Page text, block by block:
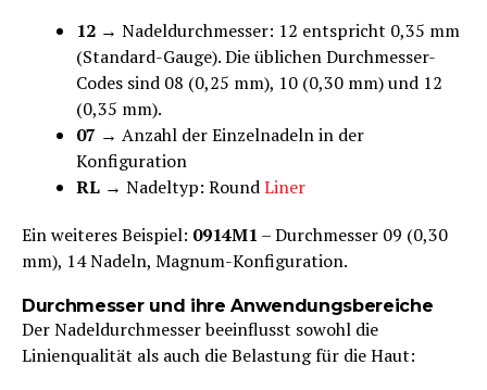
12 → Nadeldurchmesser: 12 entspricht 0,35 mm
(Standard-Gauge). Die üblichen Durchmesser-
Codes sind 08 (0,25 mm), 10 (0,30 mm) und 12
(0,35 mm).
07 → Anzahl der Einzelnadeln in der
Konfiguration
RL → Nadeltyp: RoundLiner
Ein weiteres Beispiel: 0914M1 – Durchmesser 09 (0,30
mm), 14 Nadeln, Magnum-Konfiguration.
Durchmesser und ihre Anwendungsbereiche
Der Nadeldurchmesser beeinflusst sowohl die
Linienqualität als auch die Belastung für die Haut: